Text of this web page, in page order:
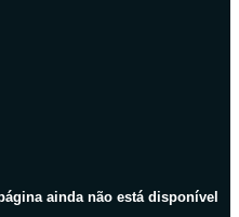
ainda não está disponível